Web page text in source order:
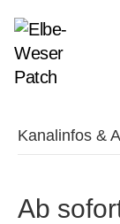
Kanalinfos &
Ab